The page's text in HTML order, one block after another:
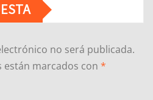
no será publicada.
marcados con *